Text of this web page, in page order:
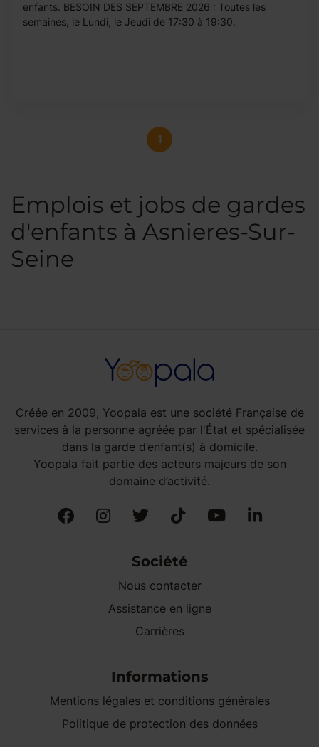
enfants. BESOIN DES SEPTEMBRE 2026 : Toutes les
semaines, le Lundi, le Jeudi de 17:30 à 19:30.
1
Emplois et jobs de gardes
d'enfants à Asnieres-Sur-
Seine
Créée en 2009, Yoopala est une société Française de
services à la personne agréée par l'État et spécialisée
dans la garde d’enfant(s) à domicile.
Yoopala fait partie des acteurs majeurs de son
domaine d’activité.
Société
Nous contacter
Assistance en ligne
Carrières
Informations
Mentions légales et conditions générales
Politique de protection des données